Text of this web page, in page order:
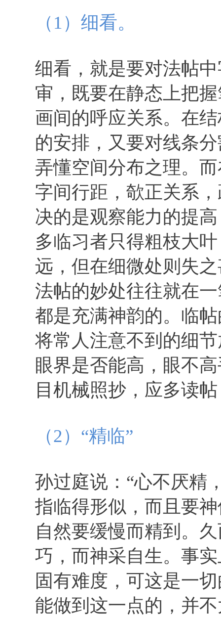
（1）细看。
细看，就是要对法帖
审，既要在静态上把
画间的呼应关系。在
的安排，又要对线条
弄懂空间分布之理。
字间行距，欹正关系
决的是观察能力的提
多临习者只得粗枝大
远，但在细微处则失
法帖的妙处往往就在
都是充满神韵的。临
将常人注意不到的细
眼界是否能高，眼不
目机械照抄，应多读
（2）“精临”
孙过庭说：“心不厌精
指临得形似，而且要
自然要缓慢而精到。
巧，而神采自生。事
固有难度，可这是一
能做到这一点的，并